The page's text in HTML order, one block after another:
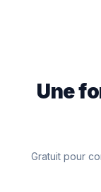
Une
Gratuit pour